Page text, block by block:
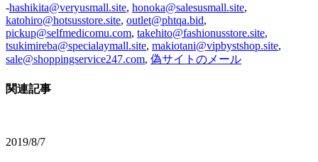
-hashikita@veryusmall.site, honoka@salesusmall.site,
katohiro@hotsusstore.site, outlet@phtqa.bid,
pickup@selfmedicomu.com, takehito@fashionusstore.site,
tsukimireba@specialaymall.site, makiotani@vipbystshop.site,
sale@shoppingservice247.com, 偽サイトのメール
関連記事
2019/8/7